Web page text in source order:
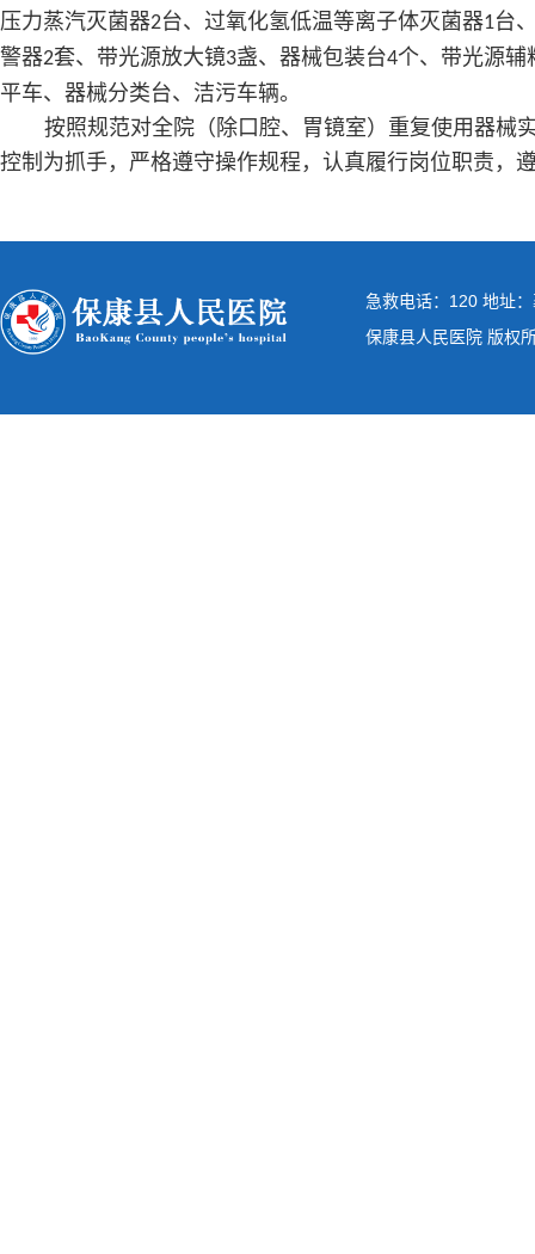
压力蒸汽灭菌器2台、过氧化氢低温等离子体灭菌器1台
警器2套、带光源放大镜3盏、器械包装台4个、带光源辅
平车、器械分类台、洁污车辆。
按照规范对全院（除口腔、胃镜室）重复使用器械
控制为抓手，严格遵守操作规程，认真履行岗位职责，
急救电话：120 地址
保康县人民医院 版权